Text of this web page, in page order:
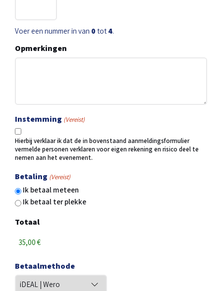
Voer een nummer in van 0 tot 4.
Opmerkingen
Instemming (Vereist)
Hierbij verklaar ik dat de in bovenstaand aanmeldingsformulier
vermelde personen verklaren voor eigen rekening en risico deel te
nemen aan het evenement.
Betaling (Vereist)
Ik betaal meteen
Ik betaal ter plekke
Totaal
Betaalmethode